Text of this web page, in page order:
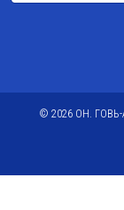
© 2026 ОН.